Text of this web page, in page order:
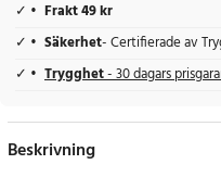
Frakt 49 kr
Säkerhet- Certifierade av
Trygghet- 30 dagars
Beskrivning